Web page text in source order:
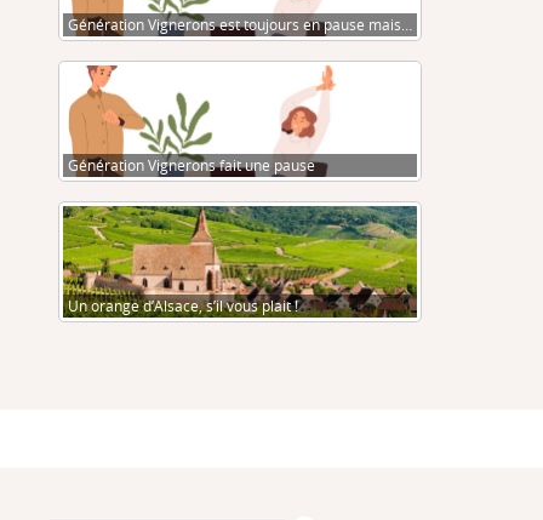
Génération Vignerons est toujours en pause mais…
Génération Vignerons fait une pause
Un orange d’Alsace, s’il vous plait !